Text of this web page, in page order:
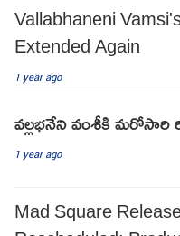
Vallabhaneni
Extended Again
1 year ago
వల్లభనేని వంశీకి
1 year ago
Mad Square